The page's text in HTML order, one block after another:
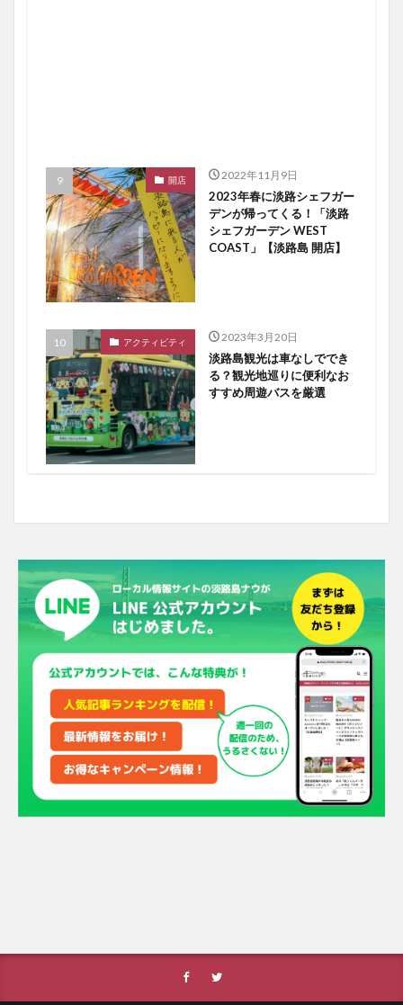
開店 2022年11月9日
2023年春に淡路シェフガー
デンが帰ってくる！「淡路
シェフガーデン WEST
COAST」【淡路島 開店】
アクティビティ 2023年3月20日
淡路島観光は車なしででき
る？観光地巡りに便利なお
すすめ周遊バスを厳選